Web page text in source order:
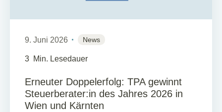
9. Juni 2026 News
3 Min. Lesedauer
Erneuter Doppelerfolg: TPA gewinnt
Steuerberater:in des Jahres 2026 in
Wien und Kärnten